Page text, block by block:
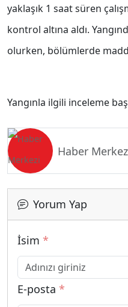
yaklaşık 1 saat süren
kontrol altına aldı.
olurken, bölümlerde
Yangınla ilgili inceleme
Haber
Yorum Yap
İsim *
E-posta *